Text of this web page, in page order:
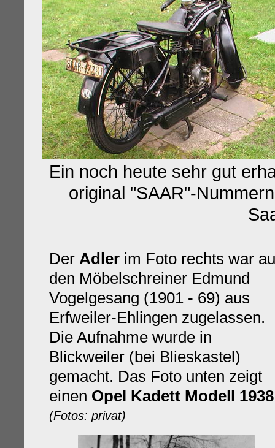
Ein noch heute sehr gut
original "SAAR"-
Der Adler im Foto rechts war
den Möbelschreiner Edmund
Vogelgesang (1901 - 69) aus
Erfweiler-Ehlingen zugelassen.
Die Aufnahme wurde in
Blickweiler (bei Blieskastel)
gemacht. Das Foto unten zeigt
einen Opel Kadett Modell 1938
(Fotos: privat)